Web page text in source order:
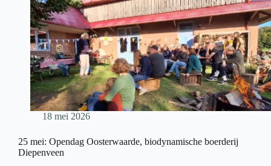
trouwen!
18 mei 2026
25 mei: Opendag Oosterwaarde, biodynamische boerderij
Diepenveen